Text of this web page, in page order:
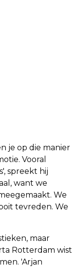
je op die manier
Vooral
spreekt hij
want we
We
tevreden. We
maar
Rotterdam wist
'Arjan